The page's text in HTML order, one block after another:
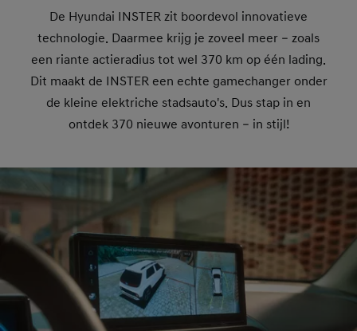
De Hyundai INSTER zit boordevol innovatieve
technologie. Daarmee krijg je zoveel meer – zoals
een riante actieradius tot wel 370 km op één lading.
Dit maakt de INSTER een echte gamechanger onder
de kleine elektriche stadsauto's. Dus stap in en
ontdek 370 nieuwe avonturen – in stijl!